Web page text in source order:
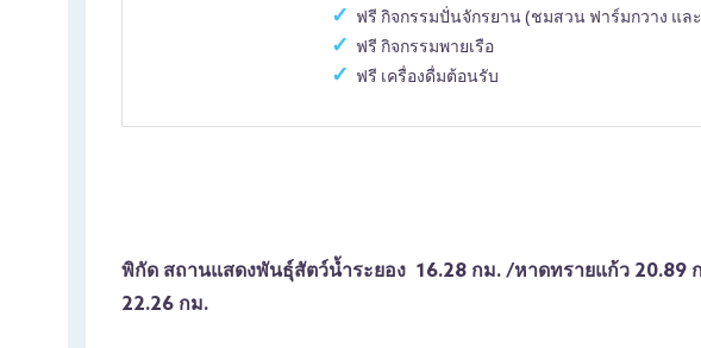
ฟรี กิจกรรมปั่นจักรยาน (ชมสวน ฟาร์มกวาง แล
ฟรี กิจกรรมพายเรือ
ฟรี เครื่องดื่มต้อนรับ
พิกัด สถานแสดงพันธุ์สัตว์น้ำระยอง 16.28 กม. /หาดทรายแก้ว 20.89
22.26 กม.